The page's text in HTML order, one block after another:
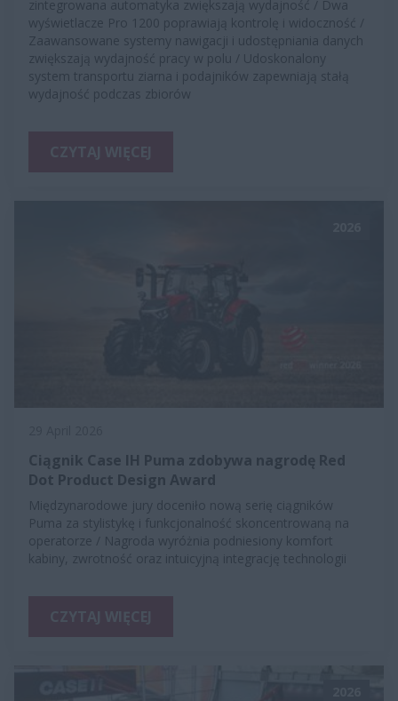
zintegrowana automatyka zwiększają wydajność / Dwa
wyświetlacze Pro 1200 poprawiają kontrolę i widoczność /
Zaawansowane systemy nawigacji i udostępniania danych
zwiększają wydajność pracy w polu / Udoskonalony
system transportu ziarna i podajników zapewniają stałą
wydajność podczas zbiorów
Ciągnik Case IH Puma zdobywa nagrodę Red
Dot Product Design Award
Międzynarodowe jury doceniło nową serię ciągników
Puma za stylistykę i funkcjonalność skoncentrowaną na
operatorze / Nagroda wyróżnia podniesiony komfort
kabiny, zwrotność oraz intuicyjną integrację technologii